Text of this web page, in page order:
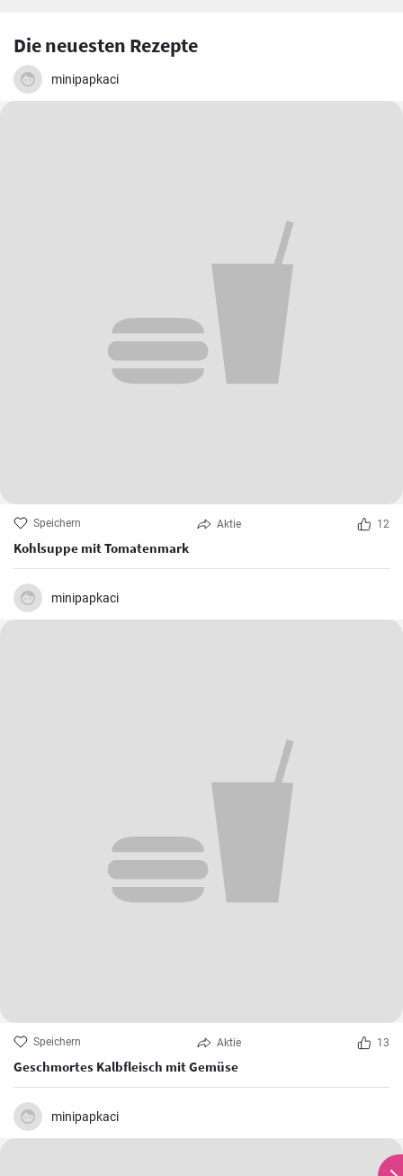
Die neuesten Rezepte
minipapkaci
Speichern Aktie 12
Kohlsuppe mit Tomatenmark
minipapkaci
Speichern Aktie 13
Geschmortes Kalbfleisch mit Gemüse
minipapkaci